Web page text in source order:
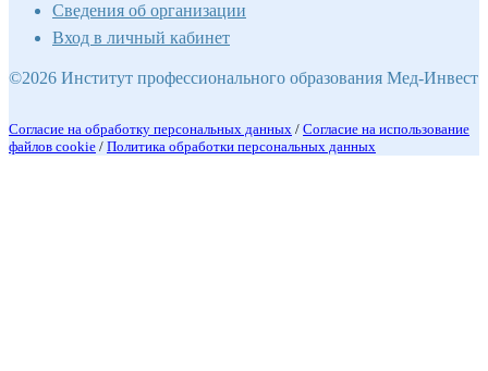
Сведения об организации
Вход в личный кабинет
©2026 Институт профессионального образования Мед-Инвест
Согласие на обработку персональных данных / Согласие на использование
файлов cookie / Политика обработки персональных данных